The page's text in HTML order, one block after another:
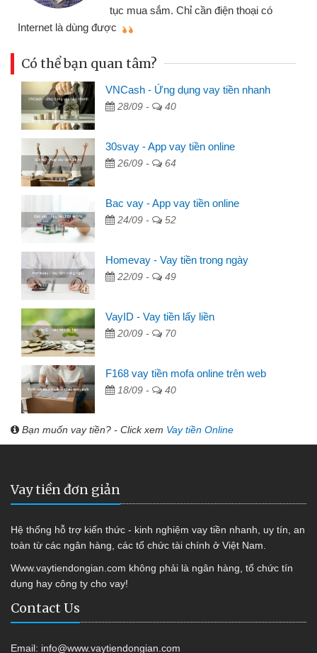
tục mua sắm. Chỉ cần điện thoại có
Internet là dùng được
Có thể bạn quan tâm?
VNCash - Ứng dụng vay tiền nhanh
28/09 - 40
30svay - App vay tiền online
26/09 - 64
Bac vay - App vay tiền online
24/09 - 52
Homevay - Vay tiền trong ngày
22/09 - 49
VayID - Vay tiền lấy liền
20/09 - 70
F168 vay tiền mofa online trên web
18/09 - 40
Bạn muốn vay tiền? - Click xem Vay tiền Online
Vay tiền đơn giản
Hệ thống hỗ trợ kiến thức - kinh nghiệm vay tiền nhanh, uy tín, an
toàn từ các ngân hàng, các tổ chức tài chính ở Việt Nam.
Www.vaytiendongian.com không phải là ngân hàng, tổ chức tín
dụng hay công ty cho vay!
Contact Us
Email: info@www.vaytiendongian.com